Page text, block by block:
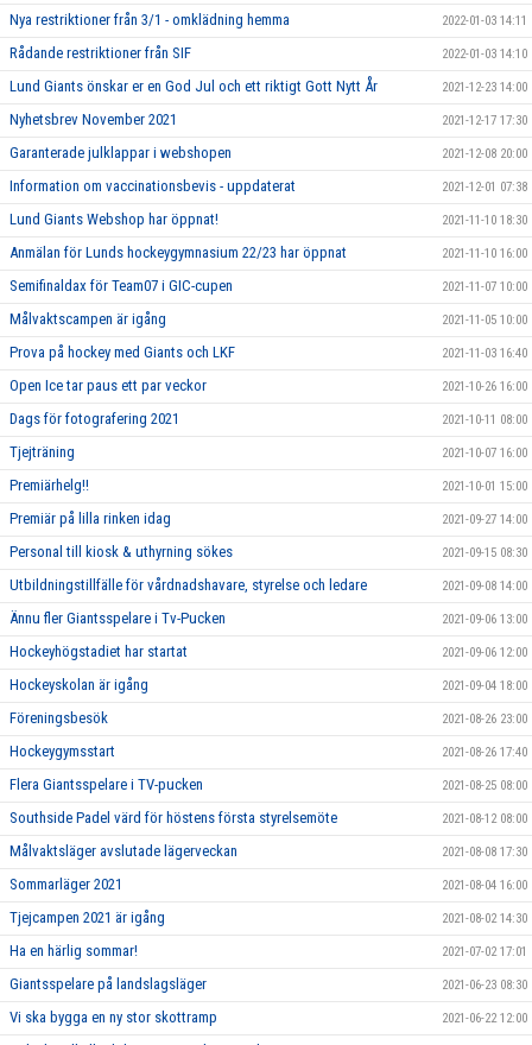
Nya restriktioner från 3/1 - omklädning hemma 2022-01-03 14:11
Rådande restriktioner från SIF 2022-01-03 14:10
Lund Giants önskar er en God Jul och ett riktigt Gott Nytt År 2021-12-23 14:00
Nyhetsbrev November 2021 2021-12-17 17:30
Garanterade julklappar i webshopen 2021-12-08 20:00
Information om vaccinationsbevis - uppdaterat 2021-12-01 07:38
Lund Giants Webshop har öppnat! 2021-11-10 18:30
Anmälan för Lunds hockeygymnasium 22/23 har öppnat 2021-11-10 16:00
Semifinaldax för Team07 i GIC-cupen 2021-11-07 10:00
Målvaktscampen är igång 2021-11-05 10:00
Prova på hockey med Giants och LKF 2021-11-03 16:40
Open Ice tar paus ett par veckor 2021-10-26 16:00
Dags för fotografering 2021 2021-10-11 08:00
Tjejträning 2021-10-07 16:00
Premiärhelg!! 2021-10-01 15:00
Premiär på lilla rinken idag 2021-09-27 14:00
Personal till kiosk & uthyrning sökes 2021-09-15 08:30
Utbildningstillfälle för vårdnadshavare, styrelse och ledare 2021-09-08 14:00
Ännu fler Giantsspelare i Tv-Pucken 2021-09-06 13:00
Hockeyhögstadiet har startat 2021-09-06 12:00
Hockeyskolan är igång 2021-09-04 18:00
Föreningsbesök 2021-08-26 23:00
Hockeygymsstart 2021-08-26 17:40
Flera Giantsspelare i TV-pucken 2021-08-25 08:00
Southside Padel värd för höstens första styrelsemöte 2021-08-12 08:00
Målvaktsläger avslutade lägerveckan 2021-08-08 17:30
Sommarläger 2021 2021-08-04 16:00
Tjejcampen 2021 är igång 2021-08-02 14:30
Ha en härlig sommar! 2021-07-02 17:01
Giantsspelare på landslagsläger 2021-06-23 08:30
Vi ska bygga en ny stor skottramp 2021-06-22 12:00